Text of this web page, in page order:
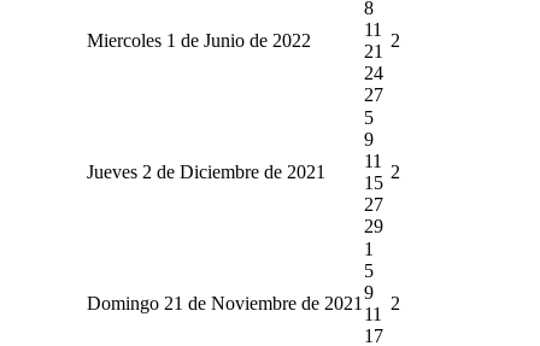
Miercoles 1 de Junio de 2022
8
11
21
24
27
2
Jueves 2 de Diciembre de 2021
5
9
11
15
27
29
2
Domingo 21 de Noviembre de 2021
1
5
9
11
17
2